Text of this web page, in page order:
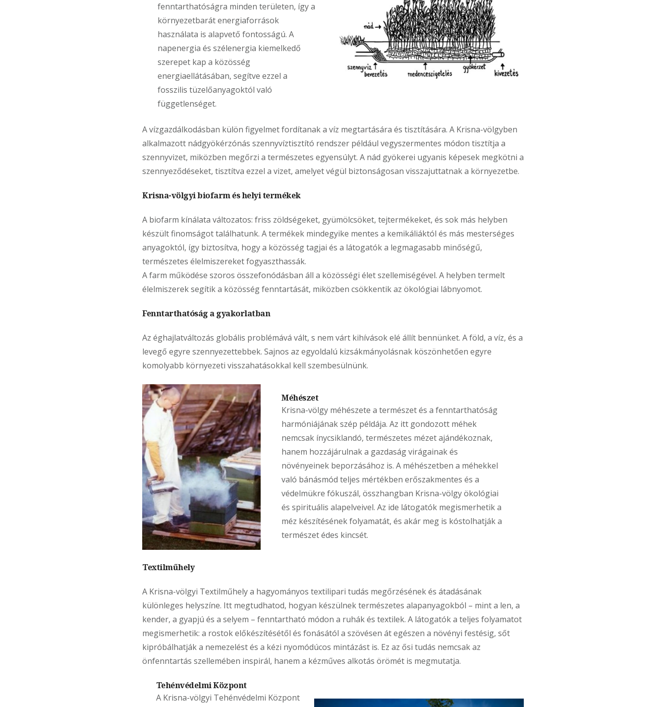
fenntarthatóságra minden területen, így a
környezetbarát energiaforrások
használata is alapvető fontosságú. A
napenergia és szélenergia kiemelkedő
szerepet kap a közösség
energiaellátásában, segítve ezzel a
fosszilis tüzelőanyagoktól való
függetlenséget.
A vízgazdálkodásban külön figyelmet fordítanak a víz megtartására és tisztítására. A Krisna-völgyben
alkalmazott nádgyökérzónás szennyvíztisztító rendszer például vegyszermentes módon tisztítja a
szennyvizet, miközben megőrzi a természetes egyensúlyt. A nád gyökerei ugyanis képesek megkötni a
szennyeződéseket, tisztítva ezzel a vizet, amelyet végül biztonságosan visszajuttatnak a környezetbe.
Krisna-völgyi biofarm és helyi termékek
A biofarm kínálata változatos: friss zöldségeket, gyümölcsöket, tejtermékeket, és sok más helyben
készült finomságot találhatunk. A termékek mindegyike mentes a kemikáliáktól és más mesterséges
anyagoktól, így biztosítva, hogy a közösség tagjai és a látogatók a legmagasabb minőségű,
természetes élelmiszereket fogyaszthassák.
A farm működése szoros összefonódásban áll a közösségi élet szellemiségével. A helyben termelt
élelmiszerek segítik a közösség fenntartását, miközben csökkentik az ökológiai lábnyomot.
Fenntarthatóság a gyakorlatban
Az éghajlatváltozás globális problémává vált, s nem várt kihívások elé állít bennünket. A föld, a víz, és a
levegő egyre szennyezettebbek. Sajnos az egyoldalú kizsákmányolásnak köszönhetően egyre
komolyabb környezeti visszahatásokkal kell szembesülnünk.
Méhészet
Krisna-völgy méhészete a természet és a fenntarthatóság
harmóniájának szép példája. Az itt gondozott méhek
nemcsak ínycsiklandó, természetes mézet ajándékoznak,
hanem hozzájárulnak a gazdaság virágainak és
növényeinek beporzásához is. A méhészetben a méhekkel
való bánásmód teljes mértékben erőszakmentes és a
védelmükre fókuszál, összhangban Krisna-völgy ökológiai
és spirituális alapelveivel. Az ide látogatók megismerhetik a
méz készítésének folyamatát, és akár meg is kóstolhatják a
természet édes kincsét.
Textilműhely
A Krisna-völgyi Textilműhely a hagyományos textilipari tudás megőrzésének és átadásának
különleges helyszíne. Itt megtudhatod, hogyan készülnek természetes alapanyagokból – mint a len, a
kender, a gyapjú és a selyem – fenntartható módon a ruhák és textilek. A látogatók a teljes folyamatot
megismerhetik: a rostok előkészítésétől és fonásától a szövésen át egészen a növényi festésig, sőt
kipróbálhatják a nemezelést és a kézi nyomódúcos mintázást is. Ez az ősi tudás nemcsak az
önfenntartás szellemében inspirál, hanem a kézműves alkotás örömét is megmutatja.
Tehénvédelmi Központ
A Krisna-völgyi Tehénvédelmi Központ